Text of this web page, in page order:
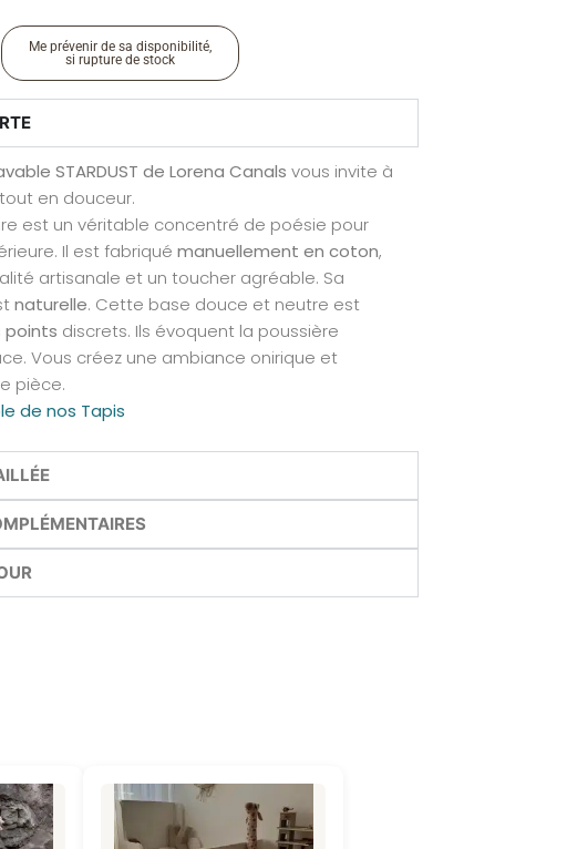
Me prévenir de sa disponibilité,
si rupture de stock
STARDUST de Lorena Canals vous invite à
en douceur.
est un véritable concentré de poésie pour
Il est fabriqué manuellement en coton,
artisanale et un toucher agréable. Sa
naturelle. Cette base douce et neutre est
discrets. Ils évoquent la poussière
Vous créez une ambiance onirique et
pièce.
de nos Tapis